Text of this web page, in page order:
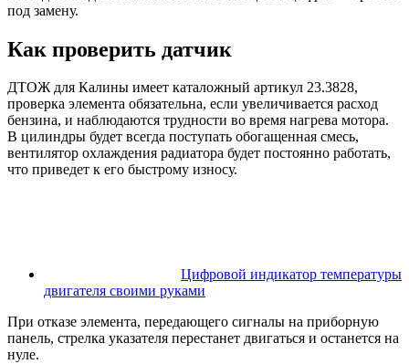
под замену.
Как проверить датчик
ДТОЖ для Калины имеет каталожный артикул 23.3828,
проверка элемента обязательна, если увеличивается расход
бензина, и наблюдаются трудности во время нагрева мотора.
В цилиндры будет всегда поступать обогащенная смесь,
вентилятор охлаждения радиатора будет постоянно работать,
что приведет к его быстрому износу.
Цифровой индикатор температуры
двигателя своими руками
При отказе элемента, передающего сигналы на приборную
панель, стрелка указателя перестанет двигаться и останется на
нуле.